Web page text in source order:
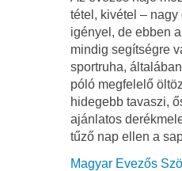
tétel, kivétel –
igényel, de ebben
mindig segítségre
sportruha,
póló megfelelő
hidegebb tavaszi,
ajánlatos
tűző nap ellen a
Magyar Evezős